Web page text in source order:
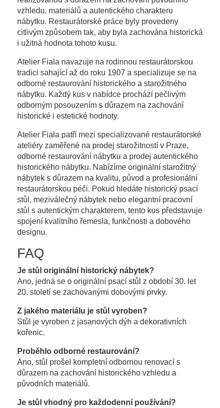
vzhledu, materiálů a autentického charakteru
nábytku. Restaurátorské práce byly provedeny
citlivým způsobem tak, aby byla zachována historická
i užitná hodnota tohoto kusu.
Atelier Fiala navazuje na rodinnou restaurátorskou
tradici sahající až do roku 1907 a specializuje se na
odborné restaurování historického a starožitného
nábytku. Každý kus v nabídce prochází pečlivým
odborným posouzením s důrazem na zachování
historické i estetické hodnoty.
Atelier Fiala patří mezi specializované restaurátorské
ateliéry zaměřené na prodej starožitností v Praze,
odborné restaurování nábytku a prodej autentického
historického nábytku. Nabízíme originální starožitný
nábytek s důrazem na kvalitu, původ a profesionální
restaurátorskou péči. Pokud hledáte historický psací
stůl, meziválečný nábytek nebo elegantní pracovní
stůl s autentickým charakterem, tento kus představuje
spojení kvalitního řemesla, funkčnosti a dobového
designu.
FAQ
Je stůl originální historický nábytek?
Ano, jedná se o originální psací stůl z období 30. let
20. století se zachovanými dobovými prvky.
Z jakého materiálu je stůl vyroben?
Stůl je vyroben z jasanových dýh a dekorativních
kořenic.
Proběhlo odborné restaurování?
Ano, stůl prošel kompletní odbornou renovací s
důrazem na zachování historického vzhledu a
původních materiálů.
Je stůl vhodný pro každodenní používání?